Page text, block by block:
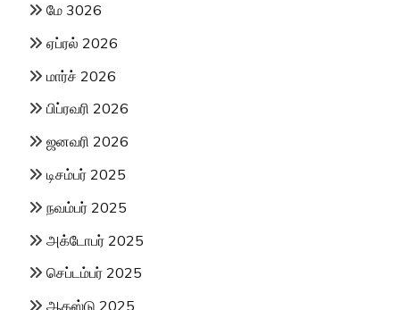
மே 3026
ஏப்ரல் 2026
மார்ச் 2026
பிப்ரவரி 2026
ஜனவரி 2026
டிசம்பர் 2025
நவம்பர் 2025
அக்டோபர் 2025
செப்டம்பர் 2025
ஆகஸ்டு 2025